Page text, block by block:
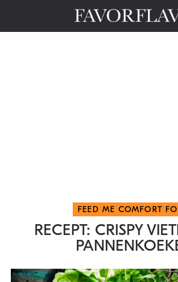
FEED ME COMFORT
RECEPT: CRISPY